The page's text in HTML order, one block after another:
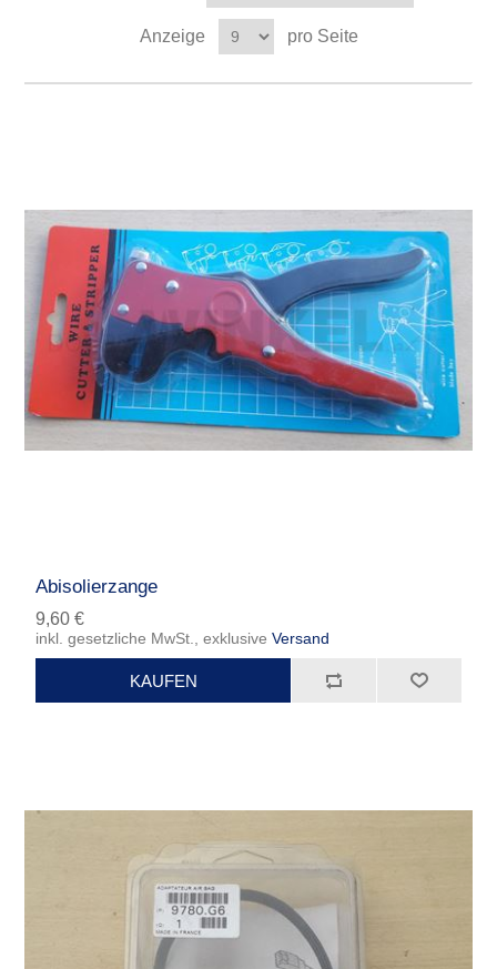
Anzeige pro Seite
Abisolierzange
9,60 €
inkl. gesetzliche MwSt., exklusiveVersand